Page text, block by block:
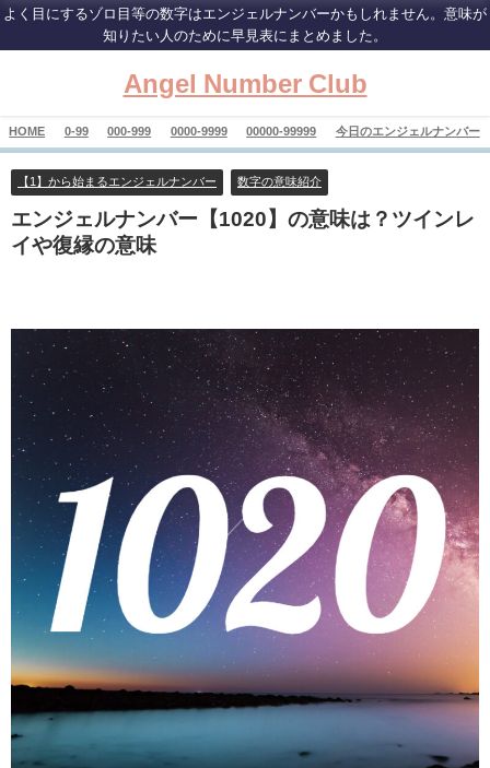
よく目にするゾロ目等の数字はエンジェルナンバーかもしれません。意味が
知りたい人のために早見表にまとめました。
Angel Number Club
HOME 0-99 000-999 0000-9999 00000-99999 今日のエンジェルナンバー
【1】から始まるエンジェルナンバー 数字の意味紹介
エンジェルナンバー【1020】の意味は？ツインレ
イや復縁の意味